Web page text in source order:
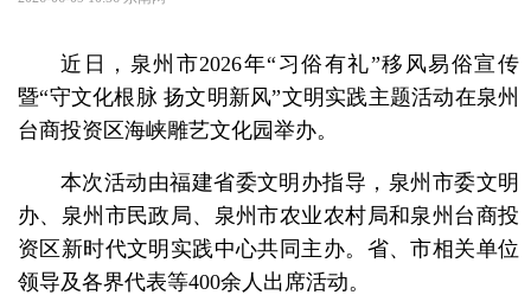
近日，泉州市2026年“习俗有礼”移风易俗宣传
暨“守文化根脉 扬文明新风”文明实践主题活动在泉州
台商投资区海峡雕艺文化园举办。
本次活动由福建省委文明办指导，泉州市委文明
办、泉州市民政局、泉州市农业农村局和泉州台商投
资区新时代文明实践中心共同主办。省、市相关单位
领导及各界代表等400余人出席活动。